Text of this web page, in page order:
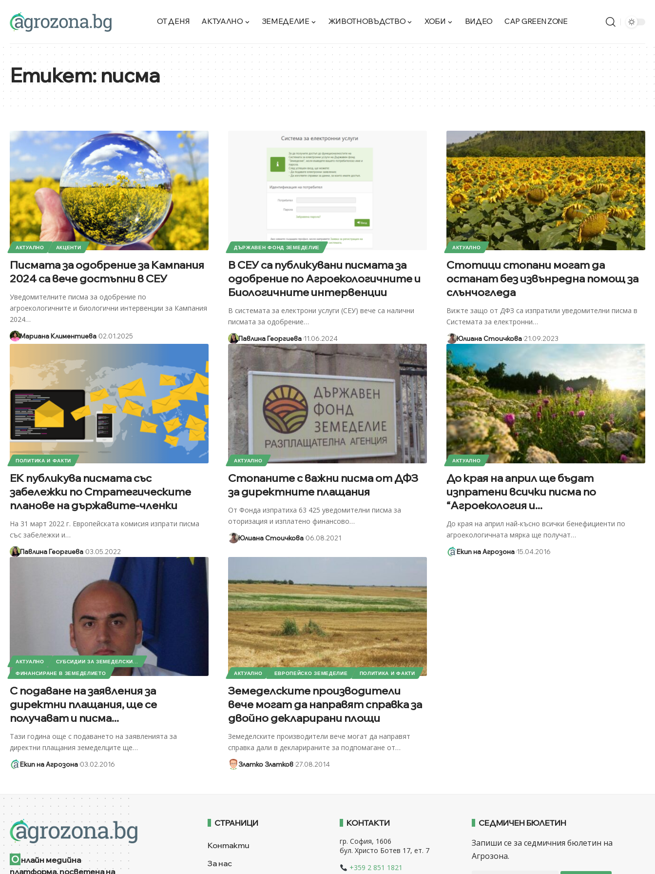
ОТ ДЕНЯ АКТУАЛНО ЗЕМЕДЕЛИЕ ЖИВОТНОВЪДСТВО ХОБИ ВИДЕО CAP GREEN ZONE
Етикет:писма
АКТУАЛНО АКЦЕНТИ
Писмата за одобрение за Кампания
2024 са вече достъпни в СЕУ
Уведомителните писма за одобрение по
агроекологичните и биологични интервенции за Кампания
2024…
Мариана Климентиева 02.01.2025
ДЪРЖАВЕН ФОНД ЗЕМЕДЕЛИЕ
В СЕУ са публикувани писмата за
одобрение по Агроекологичните и
Биологичните интервенции
В системата за електрони услуги (СЕУ) вече са налични
писмата за одобрение…
Павлина Георгиева 11.06.2024
АКТУАЛНО
Стотици стопани могат да
останат без извънредна помощ за
слънчогледа
Вижте защо от ДФЗ са изпратили уведомителни писма в
Системата за електронни…
Юлиана Стоичкова 21.09.2023
ПОЛИТИКА И ФАКТИ
ЕК публикува писмата със
забележки по Стратегическите
планове на държавите-членки
На 31 март 2022 г. Европейската комисия изпрати писма
със забележки и…
Павлина Георгиева 03.05.2022
АКТУАЛНО
Стопаните с важни писма от ДФЗ
за директните плащания
От Фонда изпратиха 63 425 уведомителни писма за
оторизация и изплатено финансово…
Юлиана Стоичкова 06.08.2021
АКТУАЛНО
До края на април ще бъдат
изпратени всички писма по
“Агроекология и...
До края на април най-късно всички бенефициенти по
агроекологичната мярка ще получат…
Екип на Агрозона 15.04.2016
АКТУАЛНО
СУБСИДИИ ЗА ЗЕМЕДЕЛСКИ...
ФИНАНСИРАНЕ В ЗЕМЕДЕЛИЕТО
С подаване на заявления за
директни плащания, ще се
получават и писма...
Тази година още с подаването на заявленията за
директни плащания земеделците ще…
Екип на Агрозона 03.02.2016
АКТУАЛНО ЕВРОПЕЙСКО ЗЕМЕДЕЛИЕ ПОЛИТИКА И ФАКТИ
Земеделските производители
вече могат да направят справка за
двойно декларирани площи
Земеделските производители вече могат да направят
справка дали в декларираните за подпомагане от…
Златко Златков 27.08.2014
О нлайн медийна
платформа, посветена на
СТРАНИЦИ
Контакти
За нас
КОНТАКТИ
гр. София, 1606
бул. Христо Ботев 17, ет. 7
+359 2 851 1821
СЕДМИЧЕН БЮЛЕТИН
Запиши се за седмичния бюлетин на
Агрозона.